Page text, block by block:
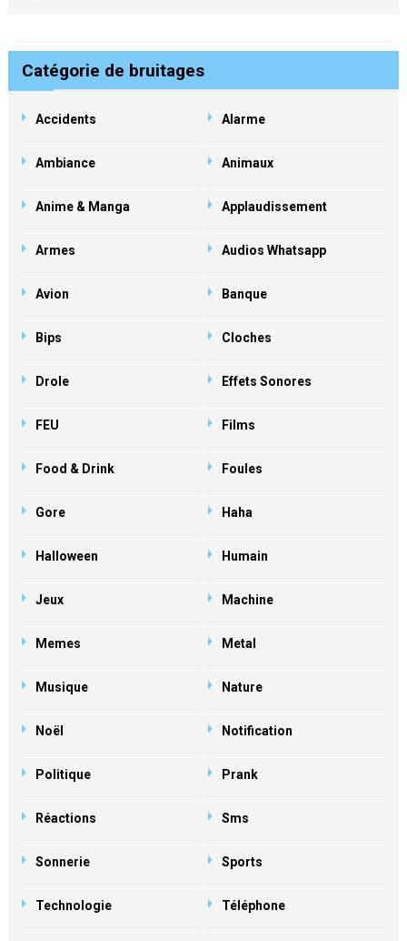
Catégorie de bruitages
Accidents Alarme
Ambiance Animaux
Anime & Manga Applaudissement
Armes Audios Whatsapp
Avion Banque
Bips Cloches
Drole Effets Sonores
FEU Films
Food & Drink Foules
Gore Haha
Halloween Humain
Jeux Machine
Memes Metal
Musique Nature
Noël Notification
Politique Prank
Réactions Sms
Sonnerie Sports
Technologie Téléphone